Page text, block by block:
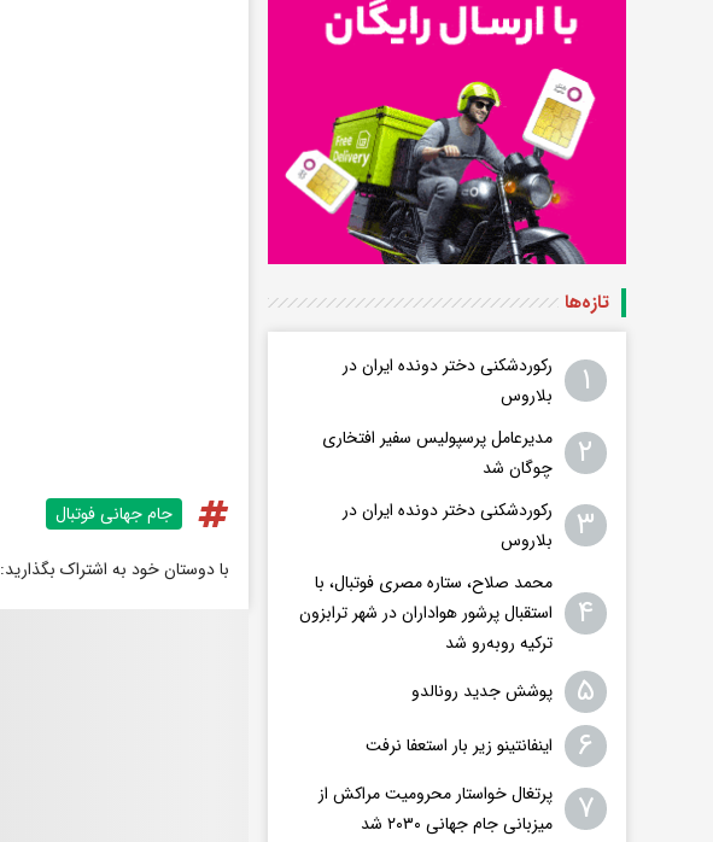
جام جهانی فوتبال
با دوستان خود به اشتراک بگذارید:
تازه‌ها
۱
رکوردشکنی دختر دونده ایران در
بلاروس
۲
مدیرعامل پرسپولیس سفیر افتخاری
چوگان شد
۳
رکوردشکنی دختر دونده ایران در
بلاروس
۴
محمد صلاح، ستاره مصری فوتبال، با
استقبال پرشور هواداران در شهر ترابزون
ترکیه روبه‌رو شد
۵ پوشش جدید رونالدو
۶ اینفانتینو زیر بار استعفا نرفت
۷
پرتغال خواستار محرومیت مراکش از
میزبانی جام جهانی ۲۰۳۰ شد